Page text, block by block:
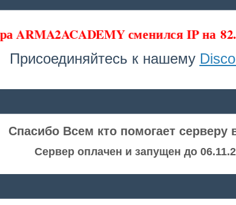
ARMA2ACADEMY сменился IP на
Присоединяйтесь к нашему
Спасибо Всем кто помогает серверу
Сервер оплачен и запущен до